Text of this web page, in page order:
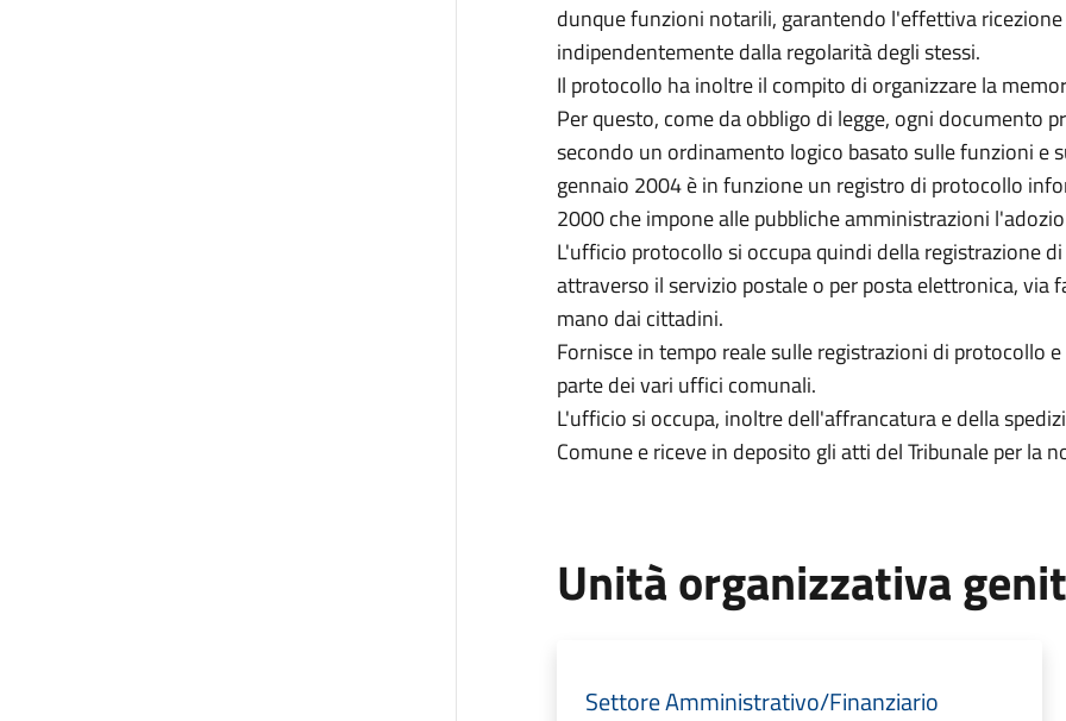
dunque funzioni notarili, garantendo l'effettiva
indipendentemente dalla regolarità degli stessi.
Il protocollo ha inoltre il compito di organizzare la
Per questo, come da obbligo di legge, ogni documento
secondo un ordinamento logico basato sulle funzioni e
gennaio 2004 è in funzione un registro di protocollo
2000 che impone alle pubbliche amministrazioni
L'ufficio protocollo si occupa quindi della registrazione
attraverso il servizio postale o per posta elettronica, via
mano dai cittadini.
Fornisce in tempo reale sulle registrazioni di
parte dei vari uffici comunali.
L'ufficio si occupa, inoltre dell'affrancatura e della
Comune e riceve in deposito gli atti del Tribunale per la
Unità organizzativa
Settore Amministrativo/Finanziario